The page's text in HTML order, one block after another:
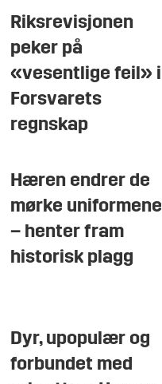
Riksrevisjonen
peker på
«vesentlige feil» i
Forsvarets
regnskap
Hæren endrer de
mørke uniformene
– henter fram
historisk plagg
Dyr, upopulær og
forbundet med